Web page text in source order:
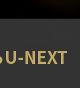
NEXT